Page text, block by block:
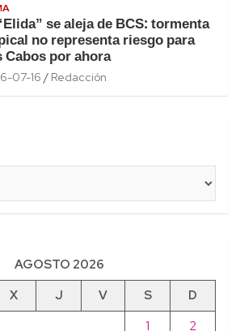
se aleja de BCS: tormenta
no representa riesgo para
Cabos por ahora
07-16 Redacción
AGOSTO 2026
X J V S
D
1
2